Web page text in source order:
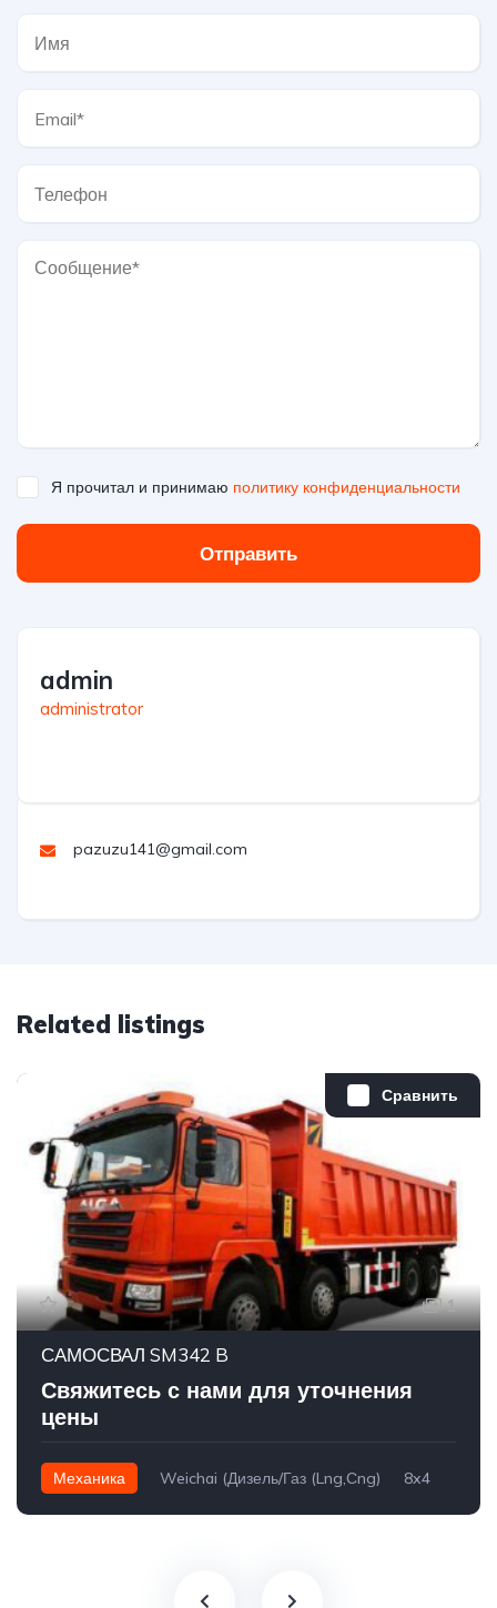
Я прочитал и принимаю политику конфиденциальности
Отправить
admin
administrator
pazuzu141@gmail.com
Related listings
Сравнить
1
САМОСВАЛ SM342 B
Свяжитесь с нами для уточнения
цены
Механика Weichai (Дизель/Газ (Lng,Сng) 8x4